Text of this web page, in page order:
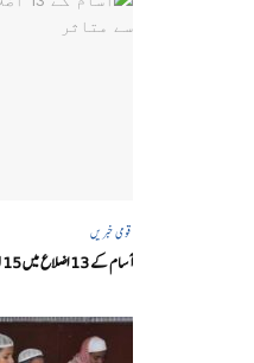
قومی خبریں
آسام کے 13 اضلاع میں 15 لاکھ سے زائد افراد سیلاب سے متاثر